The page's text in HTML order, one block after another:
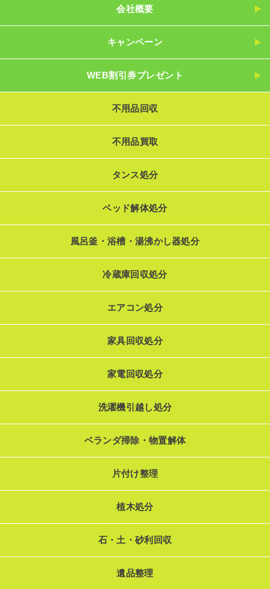
会社概要
キャンペーン
WEB割引券プレゼント
不用品回収
不用品買取
タンス処分
ベッド解体処分
風呂釜・浴槽・湯沸かし器処分
冷蔵庫回収処分
エアコン処分
家具回収処分
家電回収処分
洗濯機引越し処分
ベランダ掃除・物置解体
片付け整理
植木処分
石・土・砂利回収
遺品整理